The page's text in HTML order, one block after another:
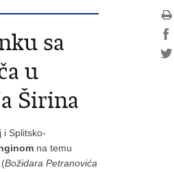
sa
u
Širina
i Splitsko-
na temu
Božidara Petranovića